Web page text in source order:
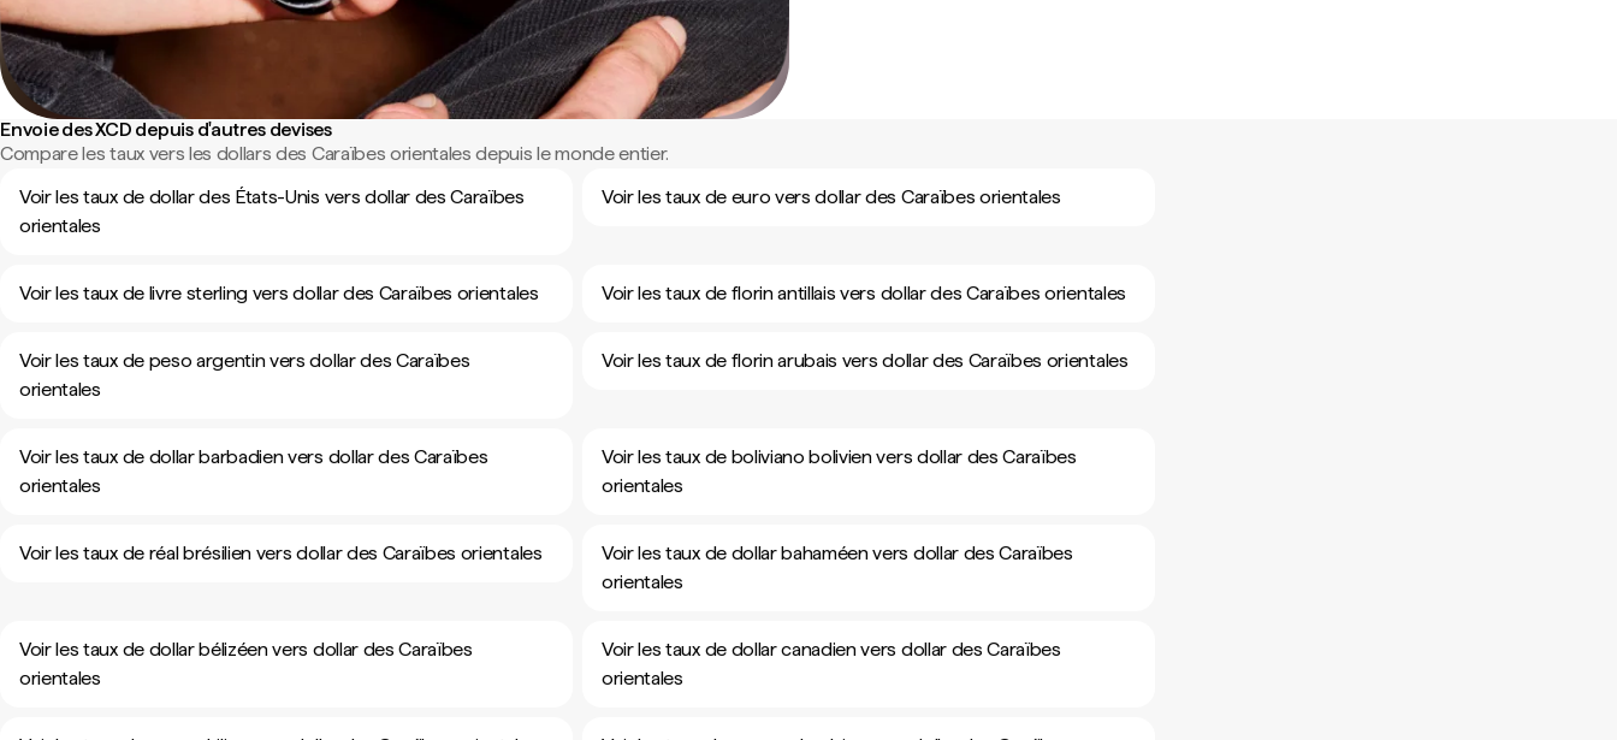
Envoie des XCD depuis d'autres devises
Compare les taux vers les dollars des Caraïbes orientales depuis le monde entier.
Voir les taux de dollar des États-Unis vers dollar des Caraïbes
orientales
Voir les taux de euro vers dollar des Caraïbes orientales
Voir les taux de livre sterling vers dollar des Caraïbes orientales Voir les taux de florin antillais vers dollar des Caraïbes orientales
Voir les taux de peso argentin vers dollar des Caraïbes
orientales
Voir les taux de florin arubais vers dollar des Caraïbes orientales
Voir les taux de dollar barbadien vers dollar des Caraïbes
orientales
Voir les taux de boliviano bolivien vers dollar des Caraïbes
orientales
Voir les taux de réal brésilien vers dollar des Caraïbes orientales
Voir les taux de dollar bahaméen vers dollar des Caraïbes
orientales
Voir les taux de dollar bélizéen vers dollar des Caraïbes
orientales
Voir les taux de dollar canadien vers dollar des Caraïbes
orientales